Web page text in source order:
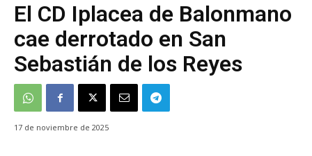
El CD Iplacea de Balonmano
cae derrotado en San
Sebastián de los Reyes
17 de noviembre de 2025